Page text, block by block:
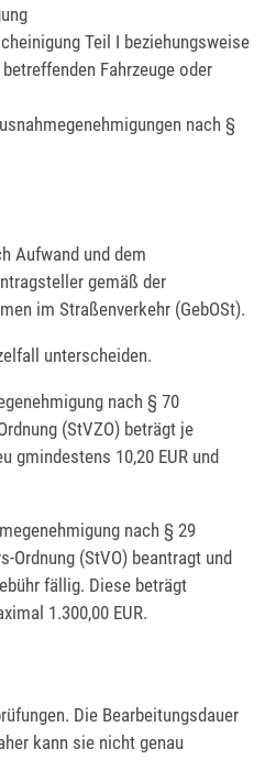
Teil I beziehungsweise
Fahrzeuge oder
nach §
Aufwand und dem
gemäß der
im Straßenverkehr (GebOSt).
unterscheiden.
nach § 70
(StVZO) beträgt je
gmindestens 10,20 EUR und
nach § 29
Ordnung (StVO) beantragt und
fällig. Diese beträgt
1.300,00 EUR.
Die Bearbeitungsdauer
kann sie nicht genau